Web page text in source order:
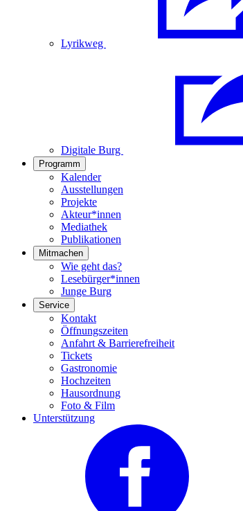
Lyrikweg
Digitale Burg
Programm
Kalender
Ausstellungen
Projekte
Akteur*innen
Mediathek
Publikationen
Mitmachen
Wie geht das?
Lesebürger*innen
Junge Burg
Service
Kontakt
Öffnungszeiten
Anfahrt & Barrierefreiheit
Tickets
Gastronomie
Hochzeiten
Hausordnung
Foto & Film
Unterstützung